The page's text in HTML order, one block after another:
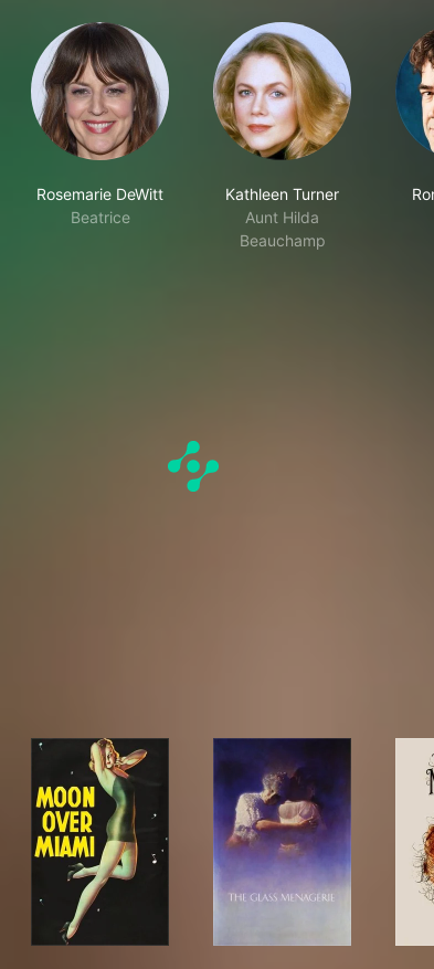
Rosemarie DeWitt
Beatrice
Kathleen Turner
Aunt Hilda
Beauchamp